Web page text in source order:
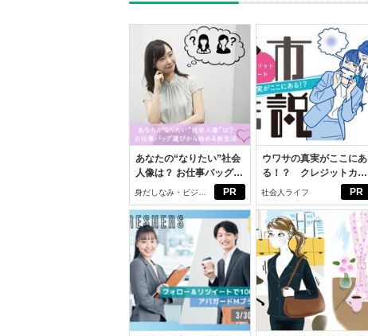
PR
あなたの“なりたい”社会
人像は？ お仕事バッグ選
びから始める新生活
身だしなみ・ビジネ
スアイテム
PR
ウワサの真実がここにあ
る！？ クレジットカー
ドの都市伝説
社会人ライフ